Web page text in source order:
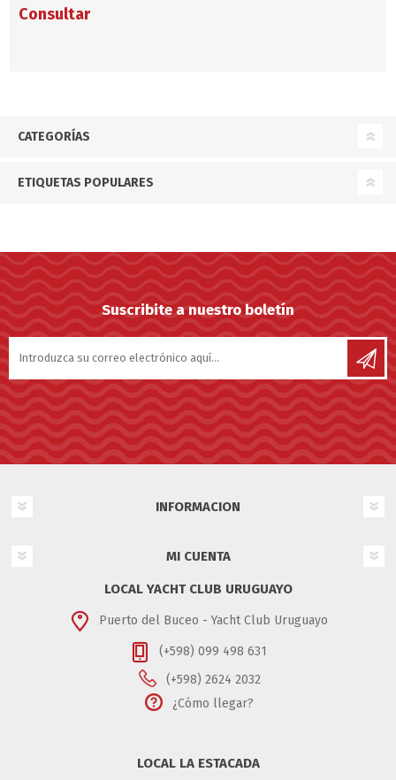
Consultar
CATEGORÍAS
ETIQUETAS POPULARES
Suscribite a nuestro boletín
INFORMACION
MI CUENTA
LOCAL YACHT CLUB URUGUAYO
Puerto del Buceo - Yacht Club Uruguayo
(+598) 099 498 631
(+598) 2624 2032
¿Cómo llegar?
LOCAL LA ESTACADA